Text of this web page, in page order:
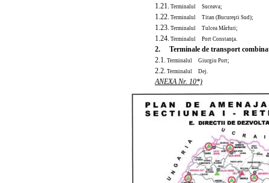
1.21. Terminalul Suceava;
1.22. Terminalul Titan (Bucureşti Sud);
1.23. Terminalul Tulcea Mărfuri;
1.24. Terminalul Port Constanţa.
2. Terminale de transport
2.1.
Terminalul Giurgiu Port;
2.2. Terminalul Dej.
ANEXA Nr. 10*)